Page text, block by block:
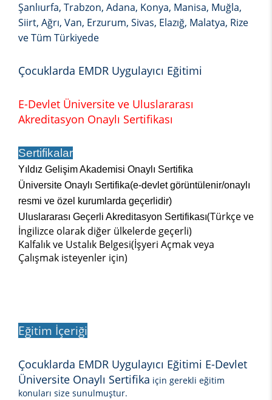
Şanlıurfa, Trabzon, Adana, Konya, Manisa, Muğla,
Siirt, Ağrı, Van, Erzurum, Sivas, Elazığ, Malatya, Rize
ve Tüm Türkiyede
Çocuklarda EMDR Uygulayıcı Eğitimi
E-Devlet Üniversite ve Uluslararası
Akreditasyon Onaylı Sertifikası
Sertifikalar
Yıldız Gelişim Akademisi Onaylı Sertifika
Üniversite Onaylı Sertifika(e-devlet görüntülenir/onaylı
resmi ve özel kurumlarda geçerlidir)
Uluslararası Geçerli Akreditasyon Sertifikası(Türkçe ve
İngilizce olarak diğer ülkelerde geçerli)
Kalfalık ve Ustalık Belgesi(İşyeri Açmak veya
Çalışmak isteyenler için)
Eğitim İçeriği
Çocuklarda EMDR Uygulayıcı Eğitimi E-Devlet
Üniversite Onaylı Sertifika için gerekli eğitim
konuları size sunulmuştur.